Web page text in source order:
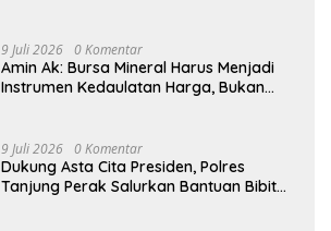
9 Juli 2026 0 Komentar
Amin Ak: Bursa Mineral Harus Menjadi
Instrumen Kedaulatan Harga, Bukan
9 Juli 2026 0 Komentar
Dukung Asta Cita Presiden, Polres
Tanjung Perak Salurkan Bantuan Bibit